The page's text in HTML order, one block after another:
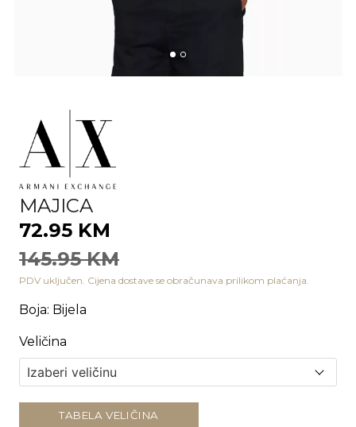
MAJICA
72.95 KM
145.95 KM
PDV uključen. Cijena dostave se obračunava prilikom plaćanja.
Boja: Bijela
Veličina
TABELA VELIČINA